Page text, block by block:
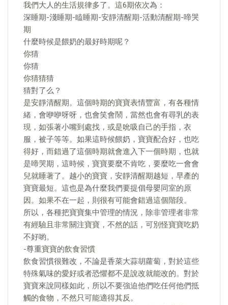
我們大人的生活規律多了。這6期依次為：
深睡期-淺睡期-瞌睡期-安靜清醒期-活動清醒期-啼哭
期
什麼時候是餵奶的最好時期呢？
你猜
你猜
你猜猜猜
猜對了么？
是安靜清醒期。這個時期的寶寶表情豐富，有各種情
緒，會咿咿呀呀，也會笑會鬧，當然也會有尋乳的表
現，如張著小嘴到處找，或是吮吸自己的手指，衣
服，被子等等。如果這時候餵奶，寶寶配合好，也吃
得好，而錯過了這個時期就會進入下一個時期，也就
是啼哭期，這時候，寶寶要麼不肯吃，要麼吃一會會
兒就睡著了。越小的寶寶，安靜清醒期越短，早產的
寶寶最短。這也是為什麼我們要提倡母嬰同室的原
因。如果不在一起，則很有可能會錯過這個階段。
所以，各種把寶寶集中管理的情況，除非管理者非常
有經驗且非常關注寶寶，不然的話，可別怪寶寶吃奶
不好喲。
-尊重寶寶的飲食習慣
飲食習慣很難改，不論是香菜大蒜胡蘿蔔，對於這些
特殊氣味的愛好或者恐懼都不是說改就能改的。對於
寶寶來說同樣如此，所以不要強迫他們吃任何他們抵
觸的食物，不然只可能適得其反。